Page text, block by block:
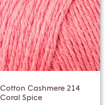
Cotton Cashmere 214
Coral Spice